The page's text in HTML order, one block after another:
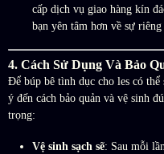
cấp dịch vụ giao hàng kín
bạn yên tâm hơn về sự
4. Cách Sử Dụng Và Bảo
Để búp bê tình dục cho les có
ý đến cách bảo quản và vệ sinh
trọng:
Vệ sinh sạch sẽ: Sau mỗi